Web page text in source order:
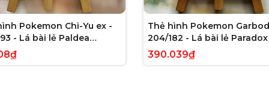
Pokemon Chi-Yu ex -
- Lá bài lẻ Paldea
Full Art Secret Rare
chính hãng
Thẻ hình Pokemon
204/182 - Lá bài lẻ
Illustration Rare tiếng Anh
390.039₫